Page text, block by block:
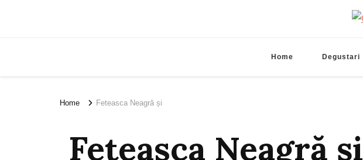
Home Degustari
Home Feteasca Neagră și
Feteasca Neagră și